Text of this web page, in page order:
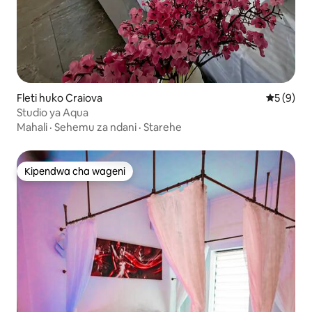
Fleti huko Craiova
5 (9)
Studio ya Aqua
Mahali · Sehemu za ndani · Starehe
Kipendwa cha wageni
Kipendwa cha wageni